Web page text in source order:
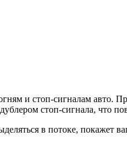
и стоп-сигналам авто.
стоп-сигнала, что
в потоке, покажет